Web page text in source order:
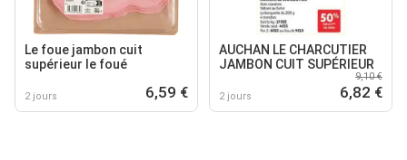
Le foue jambon cuit
supérieur le foué
2 jours 6,59 €
AUCHAN LE CHARCUTIER
JAMBON CUIT SUPÉRIEUR
2 jours
9,10 €
6,82 €